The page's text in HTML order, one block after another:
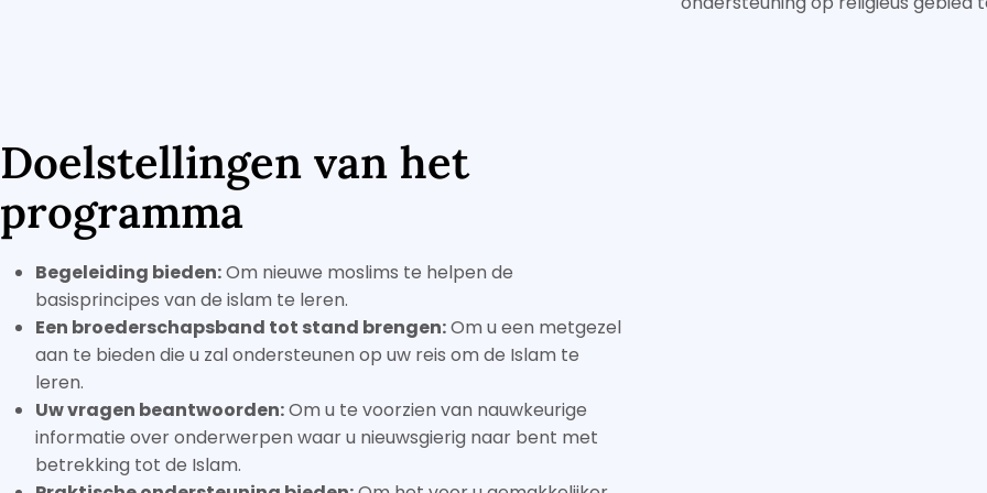
Doelstellingen van het
programma
Begeleiding bieden:Om nieuwe moslims te helpen de
basisprincipes van de islam te leren.
Een broederschapsband tot stand brengen:Om u een metgezel
aan te bieden die u zal ondersteunen op uw reis om de Islam te
leren.
Uw vragen beantwoorden:Om u te voorzien van nauwkeurige
informatie over onderwerpen waar u nieuwsgierig naar bent met
betrekking tot de Islam.